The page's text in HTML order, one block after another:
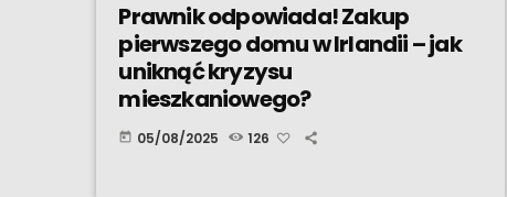
Prawnik odpowiada! Zakup
pierwszego domu w Irlandii – jak
uniknąć kryzysu
mieszkaniowego?
today 05/08/2025 126